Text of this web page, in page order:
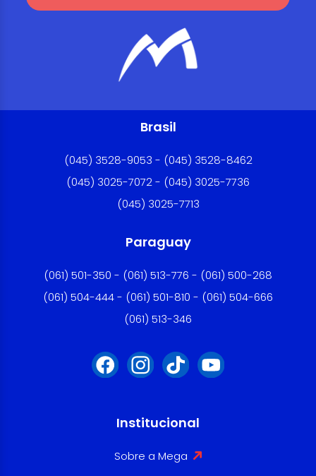
Brasil
(045) 3528-9053 - (045) 3528-8462
(045) 3025-7072 - (045) 3025-7736
(045) 3025-7713
Paraguay
(061) 501-350 - (061) 513-776 - (061) 500-268
(061) 504-444 - (061) 501-810 - (061) 504-666
(061) 513-346
Institucional
Sobre a Mega